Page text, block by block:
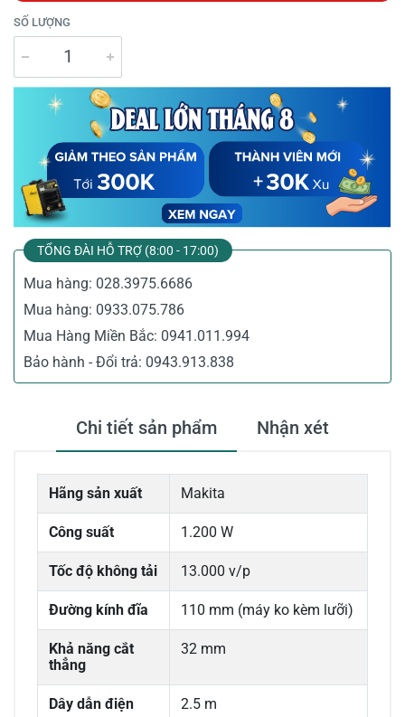
SỐ LƯỢNG
TỔNG ĐÀI HỖ TRỢ (8:00 - 17:00)
Mua hàng: 028.3975.6686
Mua hàng: 0933.075.786
Mua Hàng Miền Bắc: 0941.011.994
Bảo hành - Đổi trả: 0943.913.838
Chi tiết sản phẩm Nhận xét
Hãng sản xuất Makita
Công suất 1.200 W
Tốc độ không tải 13.000 v/p
Đường kính đĩa 110 mm (máy ko kèm lưỡi)
Khả năng cắt
thẳng
32 mm
Dây dẫn điện 2.5 m